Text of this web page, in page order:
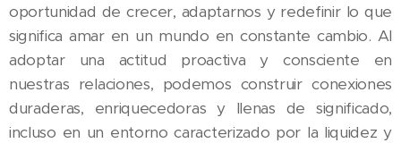
oportunidad de crecer, adaptarnos y redefinir lo que
significa amar en un mundo en constante cambio. Al
adoptar una actitud proactiva y consciente en
nuestras relaciones, podemos construir conexiones
duraderas, enriquecedoras y llenas de significado,
incluso en un entorno caracterizado por la liquidez y